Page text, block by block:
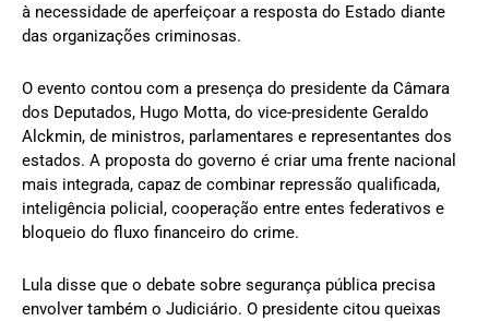
à necessidade de aperfeiçoar a resposta do Estado diante
das organizações criminosas.
O evento contou com a presença do presidente da Câmara
dos Deputados, Hugo Motta, do vice-presidente Geraldo
Alckmin, de ministros, parlamentares e representantes dos
estados. A proposta do governo é criar uma frente nacional
mais integrada, capaz de combinar repressão qualificada,
inteligência policial, cooperação entre entes federativos e
bloqueio do fluxo financeiro do crime.
Lula disse que o debate sobre segurança pública precisa
envolver também o Judiciário. O presidente citou queixas